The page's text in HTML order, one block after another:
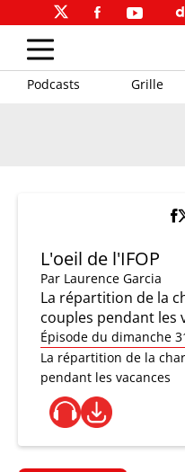
Podcasts Grille
L'oeil de l'IFOP
Par Laurence Garcia
La répartition de la
couples pendant les
Épisode du dimanche
La répartition de la
pendant les vacances